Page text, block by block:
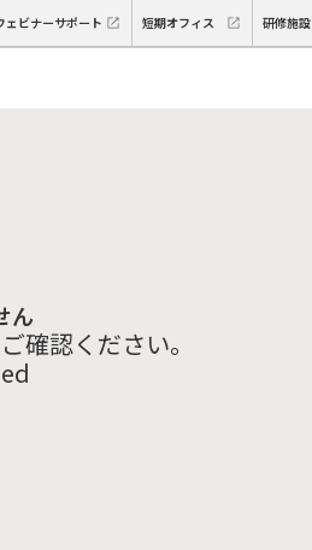
ェビナーサポート 短期オフィス 研修施設
ん
確認ください。